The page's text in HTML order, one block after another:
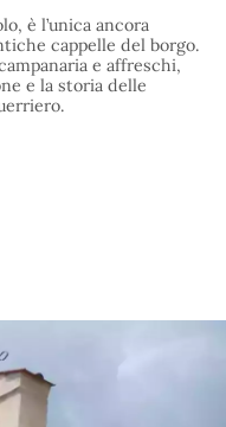
è l’unica ancora
cappelle del borgo.
e affreschi,
e la storia delle